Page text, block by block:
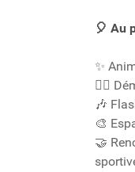
🎈 Au
✨
🏃‍♂️
🎶
🎨
🤝